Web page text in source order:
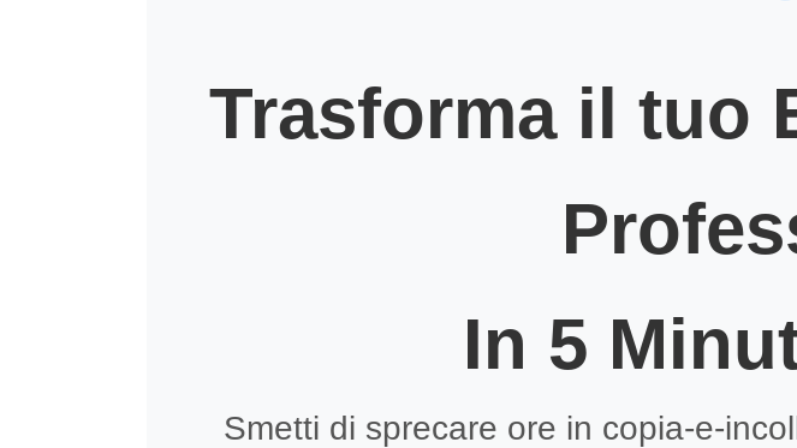
Trasforma il tuo
In 5
Smetti di sprecare ore in copia-e-